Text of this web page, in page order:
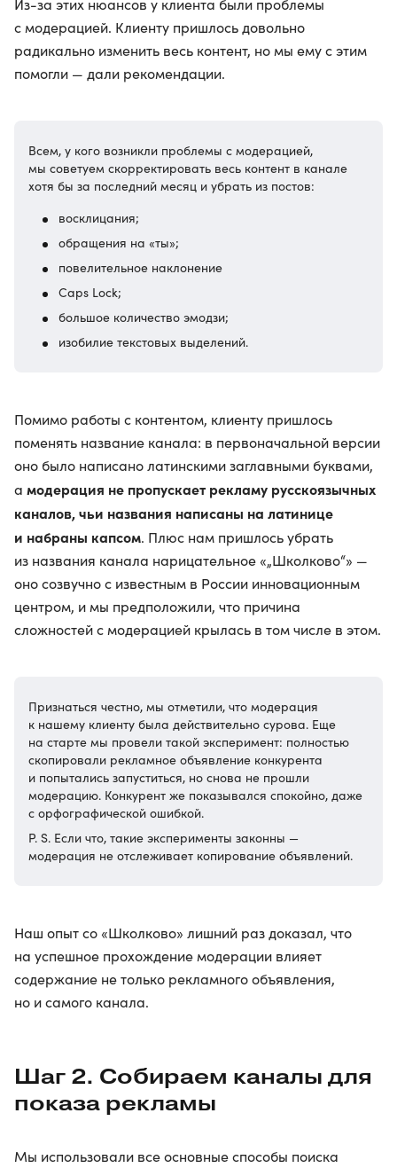
с модерацией. Клиенту пришлось довольно
радикально изменить весь контент, но мы ему с этим
помогли — дали рекомендации.
Всем, у кого возникли проблемы с модерацией,
мы советуем скорректировать весь контент в канале
хотя бы за последний месяц и убрать из постов:
восклицания;
обращения на «ты»;
повелительное наклонение
Caps Lock;
большое количество эмодзи;
изобилие текстовых выделений.
Помимо работы с контентом, клиенту пришлось
поменять название канала: в первоначальной версии
оно было написано латинскими заглавными буквами,
а модерация не пропускает рекламу русскоязычных
каналов, чьи названия написаны на латинице
и набраны капсом. Плюс нам пришлось убрать
из названия канала нарицательное «„Школково“» —
оно созвучно с известным в России инновационным
центром, и мы предположили, что причина
сложностей с модерацией крылась в том числе в этом.
Признаться честно, мы отметили, что модерация
к нашему клиенту была действительно сурова. Еще
на старте мы провели такой эксперимент: полностью
скопировали рекламное объявление конкурента
и попытались запуститься, но снова не прошли
модерацию. Конкурент же показывался спокойно, даже
с орфографической ошибкой.
P. S. Если что, такие эксперименты законны —
модерация не отслеживает копирование объявлений.
Наш опыт со «Школково» лишний раз доказал, что
на успешное прохождение модерации влияет
содержание не только рекламного объявления,
но и самого канала.
Шаг 2. Собираем каналы для
показа рекламы
Мы использовали все основные способы поиска